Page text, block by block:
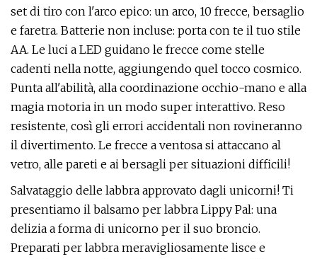
set di tiro con l'arco epico: un arco, 10 frecce, bersaglio
e faretra. Batterie non incluse: porta con te il tuo stile
AA. Le luci a LED guidano le frecce come stelle
cadenti nella notte, aggiungendo quel tocco cosmico.
Punta all'abilità, alla coordinazione occhio-mano e alla
magia motoria in un modo super interattivo. Reso
resistente, così gli errori accidentali non rovineranno
il divertimento. Le frecce a ventosa si attaccano al
vetro, alle pareti e ai bersagli per situazioni difficili!
Salvataggio delle labbra approvato dagli unicorni! Ti
presentiamo il balsamo per labbra Lippy Pal: una
delizia a forma di unicorno per il suo broncio.
Preparati per labbra meravigliosamente lisce e